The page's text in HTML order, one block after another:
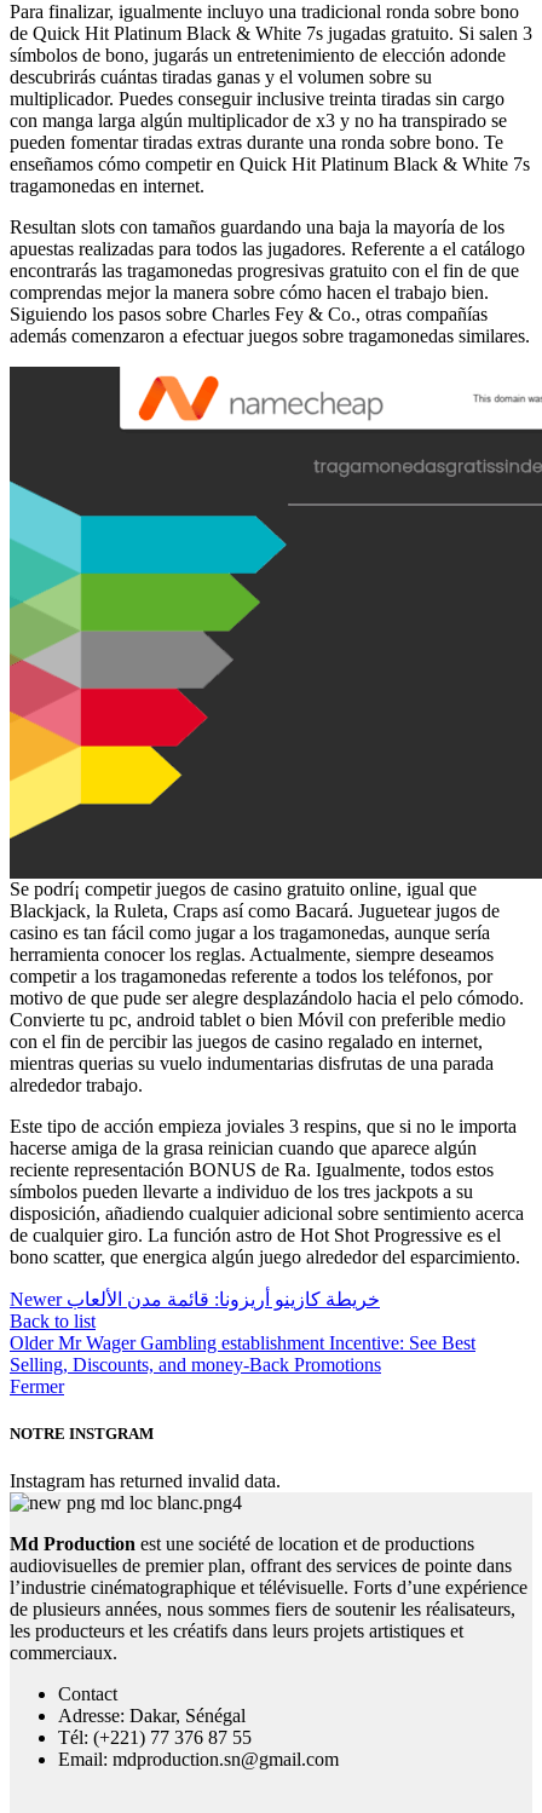
Para finalizar, igualmente incluyo una tradicional ronda sobre bono
de Quick Hit Platinum Black & White 7s jugadas gratuito. Si salen 3
símbolos de bono, jugarás un entretenimiento de elección adonde
descubrirás cuántas tiradas ganas y el volumen sobre su
multiplicador. Puedes conseguir inclusive treinta tiradas sin cargo
con manga larga algún multiplicador de x3 y no ha transpirado se
pueden fomentar tiradas extras durante una ronda sobre bono. Te
enseñamos cómo competir en Quick Hit Platinum Black & White 7s
tragamonedas en internet.
Resultan slots con tamaños guardando una baja la mayoría de los
apuestas realizadas para todos las jugadores. Referente a el catálogo
encontrarás las tragamonedas progresivas gratuito con el fin de que
comprendas mejor la manera sobre cómo hacen el trabajo bien.
Siguiendo los pasos sobre Charles Fey & Co., otras compañías
además comenzaron a efectuar juegos sobre tragamonedas similares.
Se podrí¡ competir juegos de casino gratuito online, igual que
Blackjack, la Ruleta, Craps así­ como Bacará. Juguetear jugos de
casino es tan fácil como jugar a los tragamonedas, aunque serí­a
herramienta conocer los reglas. Actualmente, siempre deseamos
competir a los tragamonedas referente a todos los teléfonos, por
motivo de que pude ser alegre desplazándolo hacia el pelo cómodo.
Convierte tu pc, android tablet o bien Móvil con preferible medio
con el fin de percibir las juegos de casino regalado en internet,
mientras querias su vuelo indumentarias disfrutas de una parada
alrededor trabajo.
Este tipo de acción empieza joviales 3 respins, que si no le importa
hacerse amiga de la grasa reinician cuando que aparece algún
reciente representación BONUS de Ra. Igualmente, todos estos
símbolos pueden llevarte a individuo de los tres jackpots a su
disposición, añadiendo cualquier adicional sobre sentimiento acerca
de cualquier giro. La función astro de Hot Shot Progressive es el
bono scatter, que energica algún juego alrededor del esparcimiento.
Newer خريطة كازينو أريزونا: قائمة مدن الألعاب
Back to list
Older Mr Wager Gambling establishment Incentive: See Best
Selling, Discounts, and money-Back Promotions
Fermer
NOTRE INSTGRAM
Instagram has returned invalid data.
Md Production est une société de location et de productions
audiovisuelles de premier plan, offrant des services de pointe dans
l’industrie cinématographique et télévisuelle. Forts d’une expérience
de plusieurs années, nous sommes fiers de soutenir les réalisateurs,
les producteurs et les créatifs dans leurs projets artistiques et
commerciaux.
Contact
Adresse: Dakar, Sénégal
Tél: (+221) 77 376 87 55
Email: mdproduction.sn@gmail.com